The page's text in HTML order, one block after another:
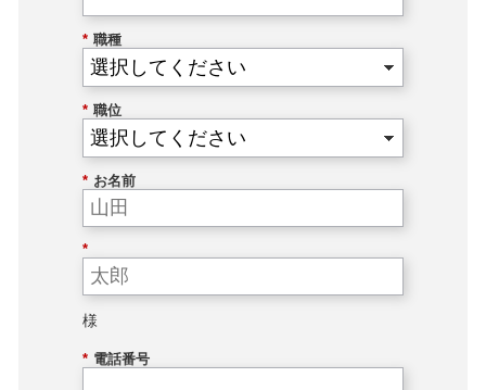
* 職種
* 職位
* お名前
*
様
* 電話番号